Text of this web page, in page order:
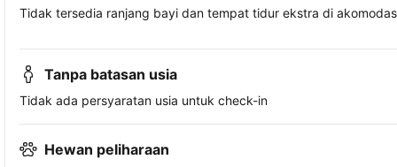
Tidak tersedia ranjang bayi dan tempat tidur ekstra di
Tanpa batasan usia
Tidak ada persyaratan usia untuk check-in
Hewan peliharaan